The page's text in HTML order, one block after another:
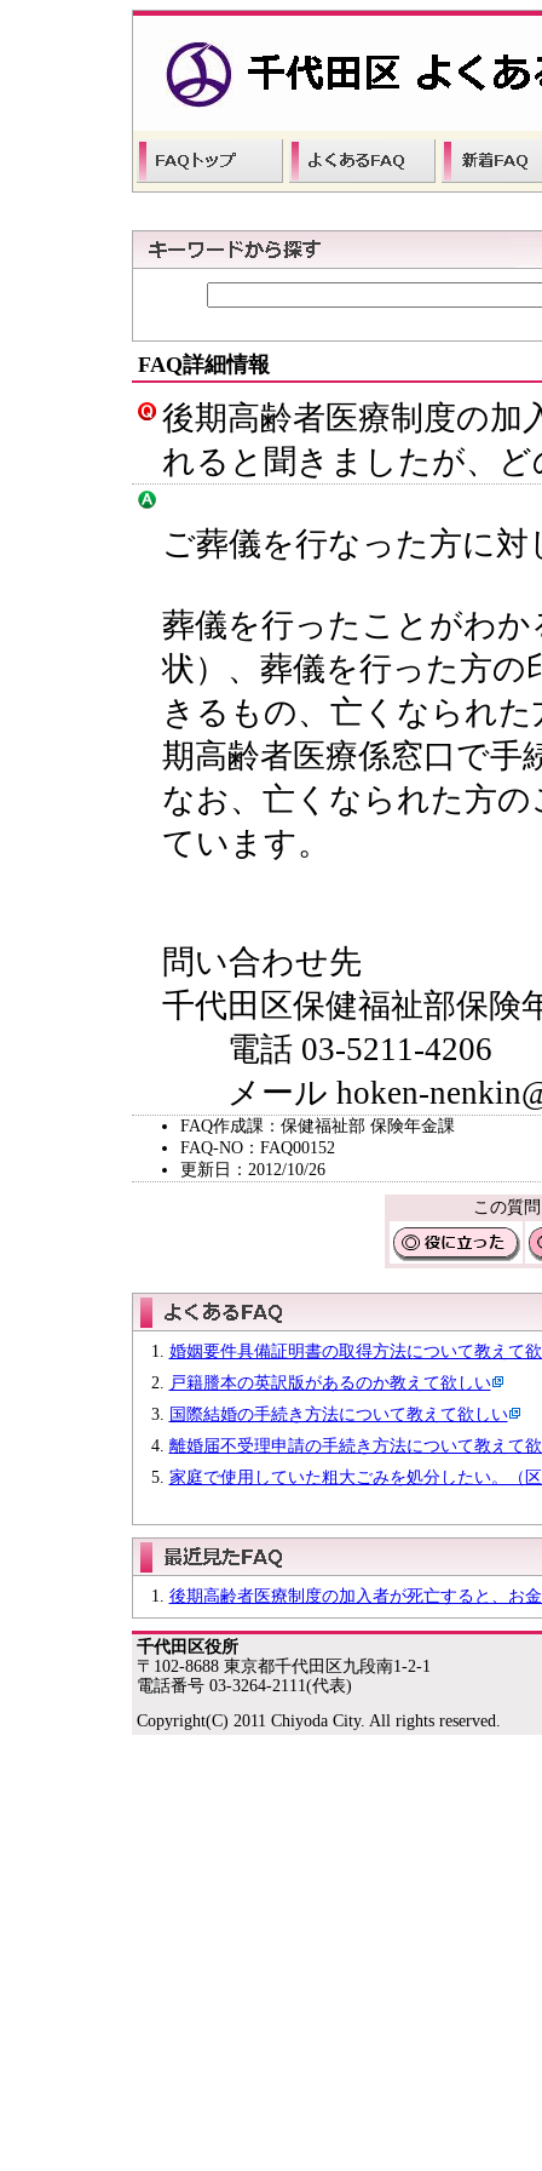
FAQ詳細情報
後期高齢者医療制度の加
れると聞きましたが、
ご葬儀を行なった方に
葬儀を行ったことがわ
状）、葬儀を行った方の
きるもの、亡くなられ
期高齢者医療係窓口で手
なお、亡くなられた方
ています。
問い合わせ先
千代田区保健福祉部保
電話 03-5211-4206
メール hoken-
FAQ作成課：保健福祉部 保険年金課
FAQ-NO：FAQ00152
更新日：2012/10/26
この質
婚姻要件具備証明書の取得方法について教えて
戸籍謄本の英訳版があるのか教えて欲しい
国際結婚の手続き方法について教えて欲しい
離婚届不受理申請の手続き方法について教えて
家庭で使用していた粗大ごみを処分したい。（
後期高齢者医療制度の加入者が死亡すると、お
千代田区役所
〒102-8688 東京都千代田区九段南1-2-1
電話番号 03-3264-2111(代表)
Copyright(C) 2011 Chiyoda City. All rights reserved.